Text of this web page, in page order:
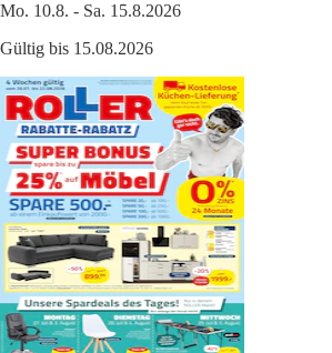
Mo. 10.8. - Sa. 15.8.2026
Gültig bis 15.08.2026